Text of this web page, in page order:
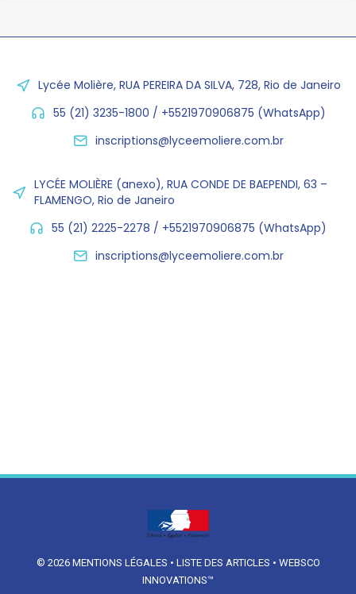
Lycée Molière, RUA PEREIRA DA SILVA, 728, Rio de Janeiro
55 (21) 3235-1800 / +5521970906875 (WhatsApp)
inscriptions@lyceemoliere.com.br
LYCÉE MOLIÈRE (anexo), RUA CONDE DE BAEPENDI, 63 –
FLAMENGO, Rio de Janeiro
55 (21) 2225-2278 / +5521970906875 (WhatsApp)
inscriptions@lyceemoliere.com.br
© 2026 MENTIONS LÉGALES • LISTE DES ARTICLES • WEBSCO
INNOVATIONS™